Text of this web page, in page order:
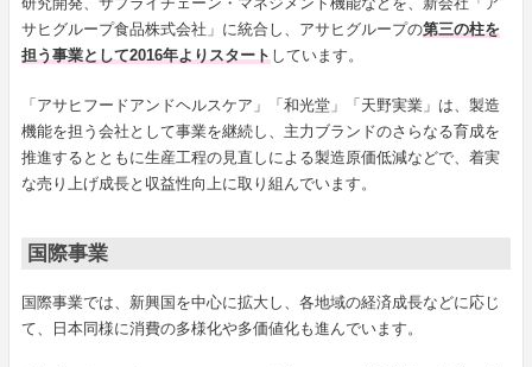
サヒグループ食品株式会社」に統合し、アサヒグループの第三の柱を
担う事業として2016年よりスタートしています。
「アサヒフードアンドヘルスケア」「和光堂」「天野実業」は、製造
機能を担う会社として事業を継続し、主力ブランドのさらなる育成を
推進するとともに生産工程の見直しによる製造原価低減などで、着実
な売り上げ成長と収益性向上に取り組んでいます。
国際事業
国際事業では、新興国を中心に拡大し、各地域の経済成長などに応じ
て、日本同様に消費の多様化や多価値化も進んでいます。